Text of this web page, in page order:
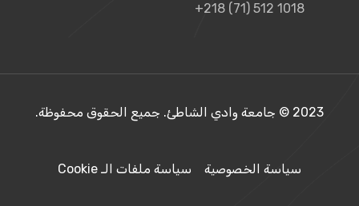
+218 (71) 512 1018
2023 © جامعة وادي الشاطئ. جميع الحقوق محفوظة.
سياسة الخصوصية سياسة ملفات الـ Cookie